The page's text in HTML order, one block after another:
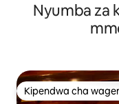
Nyumba za
Kipendwa cha
Kipendwa cha